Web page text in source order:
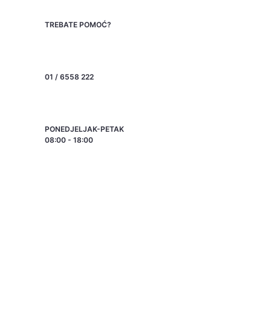
TREBATE POMOĆ?
01 / 6558 222
PONEDJELJAK-PETAK
08:00 - 18:00